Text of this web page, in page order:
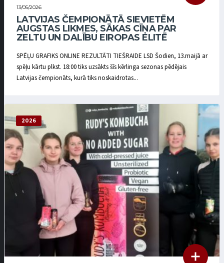
13/05/2026
LATVIJAS ČEMPIONĀTĀ SIEVIETĒM
AUGSTAS LIKMES, SĀKAS CĪŅA PAR
ZELTU UN DALĪBU EIROPAS ELITĒ
SPĒĻU GRAFIKS ONLINE REZULTĀTI TIEŠRAIDE LSD Šodien, 13.maijā ar
spēļu kārtu plkst. 18:00 tiks uzsākts šīs kērlinga sezonas pēdējais
Latvijas čempionāts, kurā tiks noskaidrotas...
2026